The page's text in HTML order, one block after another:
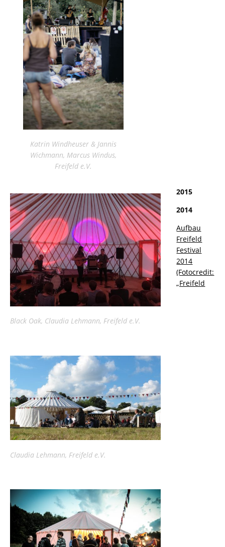
Katrin Windheuser & Jannis
Wichmann, Marcus Windus,
Freifeld e.V.
Black Oak, Claudia Lehmann, Freifeld e.V.
Claudia Lehmann, Freifeld e.V.
2015
2014
Aufbau
Freifeld
Festival
2014
(Fotocredit:
„Freifeld